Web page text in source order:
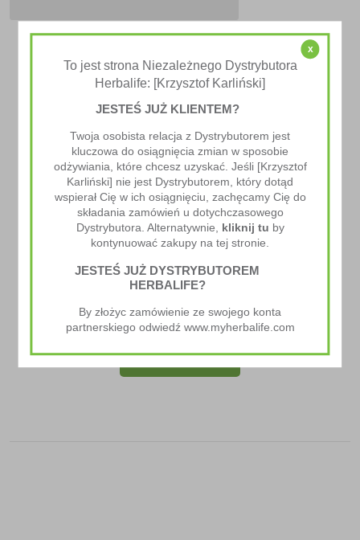
Baton Proteinowy
130.00zł
x
To jest strona Niezależnego Dystrybutora
Herbalife: [Krzysztof Karliński]
JESTEŚ JUŻ KLIENTEM?
Twoja osobista relacja z Dystrybutorem jest
kluczowa do osiągnięcia zmian w sposobie
odżywiania, które chcesz uzyskać. Jeśli [Krzysztof
Karliński] nie jest Dystrybutorem, który dotąd
wspierał Cię w ich osiągnięciu, zachęcamy Cię do
składania zamówień u dotychczasowego
Dystrybutora. Alternatywnie, kliknij tu by
kontynuować zakupy na tej stronie.
JESTEŚ JUŻ DYSTRYBUTOREM
HERBALIFE?
By złożyc zamówienie ze swojego konta
partnerskiego odwiedź www.myherbalife.com